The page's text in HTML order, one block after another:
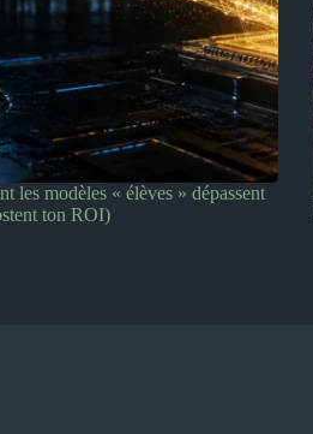
les modèles « élèves » dépassent
ton ROI)